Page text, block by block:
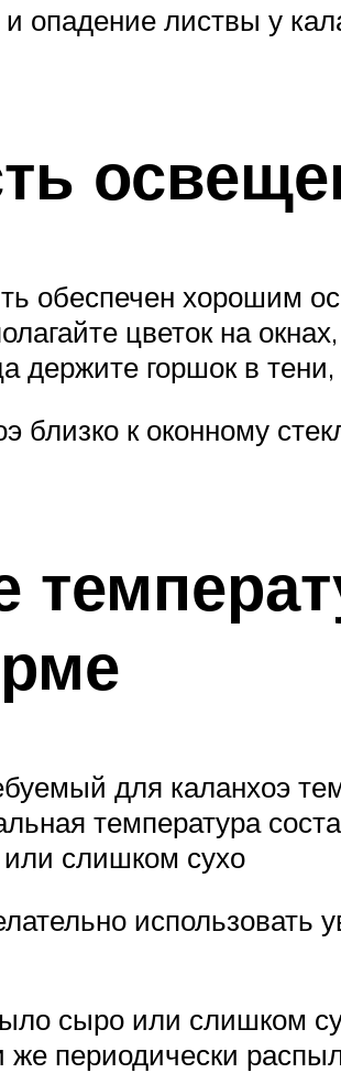
опадение листвы у
обеспечен хорошим
цветок на
держите горшок в
к оконному
для каланхоэ
температура
слишком сухо
использовать
сыро или слишком
периодически